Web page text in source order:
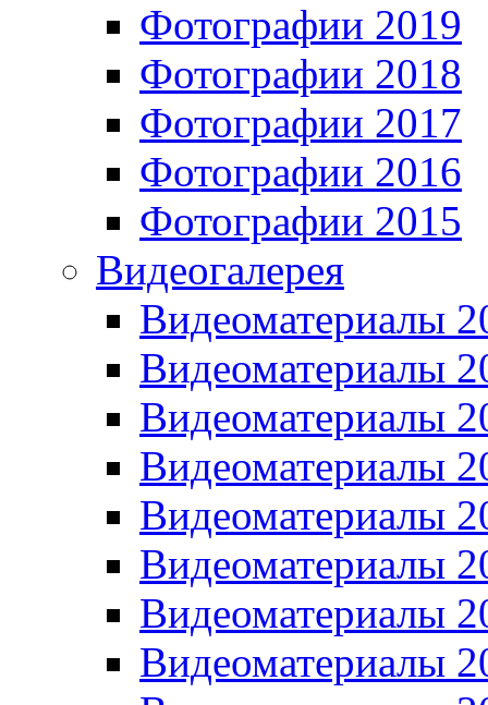
Фотографии 2019
Фотографии 2018
Фотографии 2017
Фотографии 2016
Фотографии 2015
Видеогалерея
Видеоматериалы
Видеоматериалы
Видеоматериалы
Видеоматериалы
Видеоматериалы
Видеоматериалы
Видеоматериалы
Видеоматериалы